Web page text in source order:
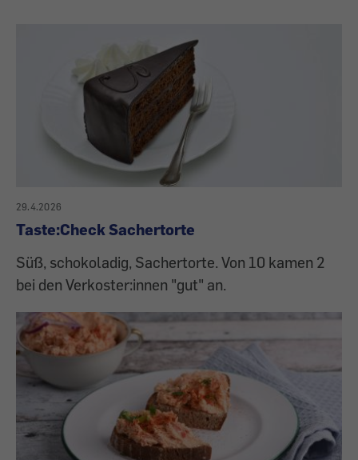
29.4.2026
Taste:Check Sachertorte
Süß, schokoladig, Sachertorte. Von 10 kamen 2
bei den Verkoster:innen "gut" an.